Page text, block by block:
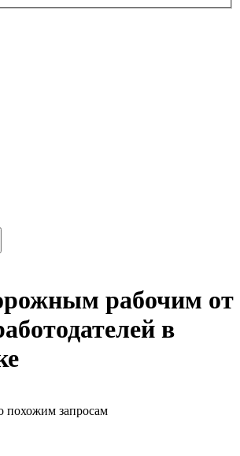
рабочим от
в
похожим запросам